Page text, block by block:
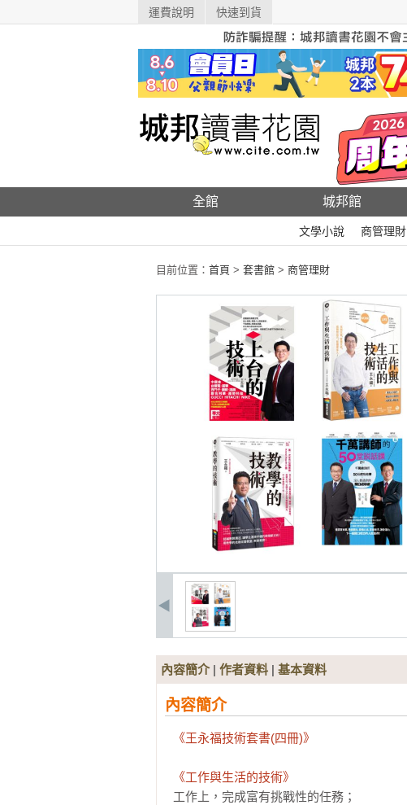
運費說明 快速到貨
全館 城邦館
文學小說 商管理財
目前位置： 首頁 > 套書館 > 商管理財
內容簡介| 作者資料 | 基本資料
內容簡介
《王永福技術套書(四冊)》
《工作與生活的技術》
工作上，完成富有挑戰性的任務；